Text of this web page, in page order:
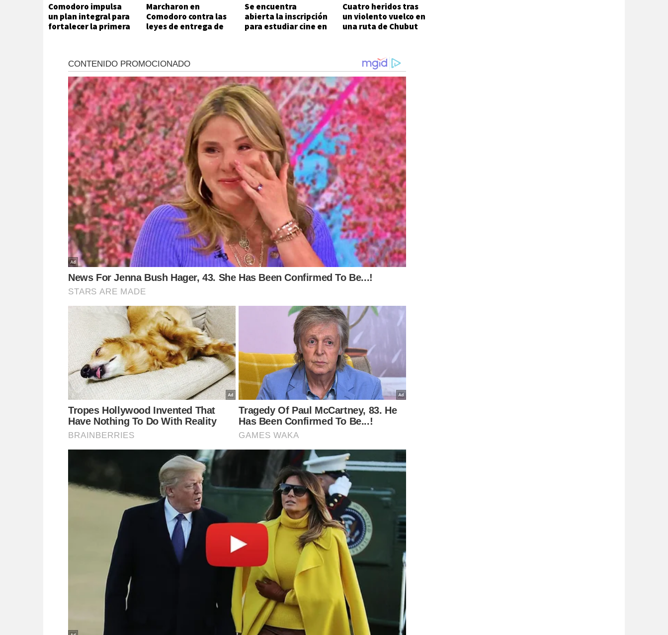
Comodoro impulsa
un plan integral para
fortalecer la primera
Marcharon en
Comodoro contra las
leyes de entrega de
Se encuentra
abierta la inscripción
para estudiar cine en
Cuatro heridos tras
un violento vuelco en
una ruta de Chubut